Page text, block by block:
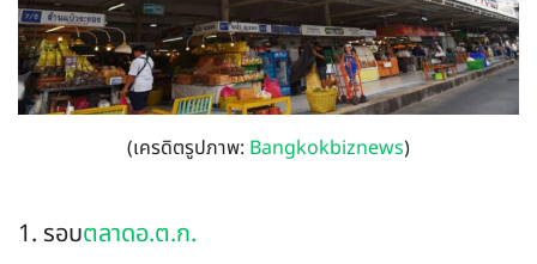
(เครดิตรูปภาพ: Bangkokbiznews)
1. รอบตลาดอ.ต.ก.